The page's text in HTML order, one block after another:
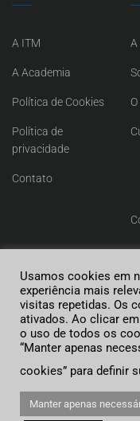
A ITM
A Academia
Política de Cookies
Política de
privacidade
Contato
A
Usamos cookies em
experiência mais
visitas repetidas. Os
ativados. Ao clicar
o uso de todos os
“Manter apenas
cookies” para definir
Manter apenas